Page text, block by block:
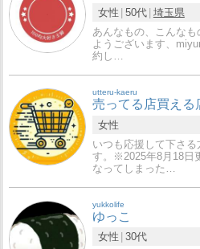
女性 50代 埼玉県
あんなもの、こんな
ようございます、
約し…
utteru-kaeru
売ってる店買える
女性
いつも応援して下さ
す。※2025年8月18日
なってしまった…
yukkolife
ゆっこ
女性 30代